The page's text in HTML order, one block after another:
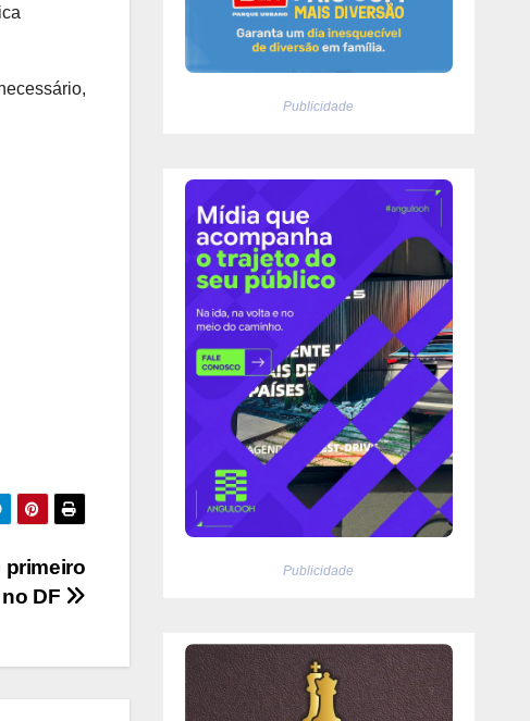
primeiro
DF
Publicidade
Publicidade